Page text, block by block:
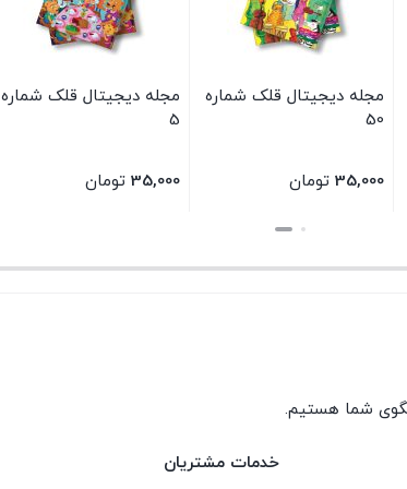
مجله دیجیتال قلک شماره
50
35,000 تومان
مجله دیجیتال قلک شماره
5
35,000 تومان
خدمات مشتریان